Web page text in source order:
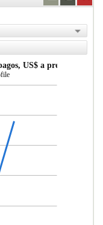
US$ a precios